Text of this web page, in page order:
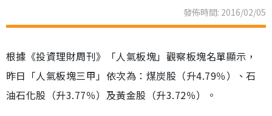
發佈時間: 2016/02/05
根據《投資理財周刊》「人氣板塊」觀察板塊名單顯示，
昨日「人氣板塊三甲」依次為：煤炭股（升4.79％）、石
油石化股（升3.77％）及黃金股（升3.72％）。